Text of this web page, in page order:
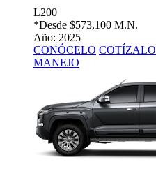
L200
*Desde $573,100 M.N.
Año: 2025
CONÓCELO COTÍZALO
MANEJO